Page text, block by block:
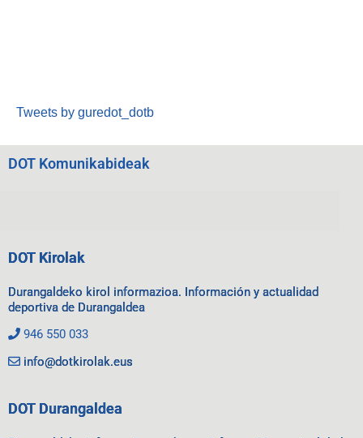
Tweets by guredot_dotb
DOT Komunikabideak
DOT Kirolak
Durangaldeko kirol informazioa. Información y actualidad
deportiva de Durangaldea
946 550 033
info@dotkirolak.eus
DOT Durangaldea